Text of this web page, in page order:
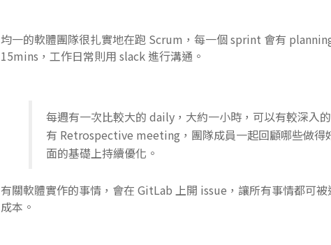
均一的軟體團隊很扎實地在跑 Scrum，每一個 sprint 會有
15mins，工作日常則用 slack 進行溝通。
每週有一次比較大的 daily，大約一小時，可以有較深入
有 Retrospective meeting，團隊成員一起回顧哪些做得
面的基礎上持續優化。
有關軟體實作的事情，會在 GitLab 上開 issue，讓所有事情都可
成本。